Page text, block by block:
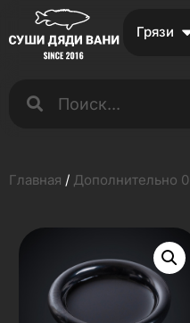
Грязи
Главная / Дополнительно